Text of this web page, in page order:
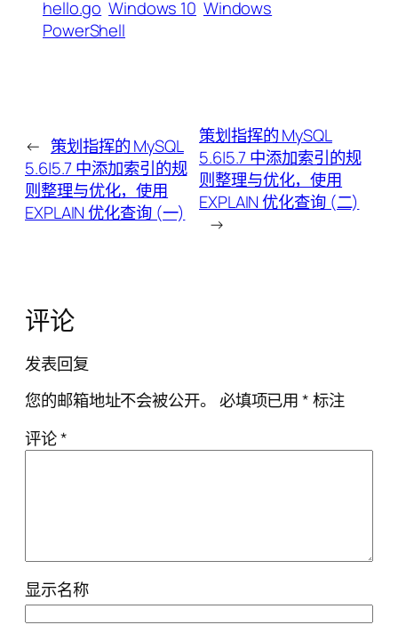
hello.go Windows 10 Windows
PowerShell
← 策划指挥的 MySQL
5.6|5.7 中添加索引的规
则整理与优化，使用
EXPLAIN 优化查询 (一)
策划指挥的 MySQL
5.6|5.7 中添加索引的规
则整理与优化，使用
EXPLAIN 优化查询 (二)
→
评论
发表回复
您的邮箱地址不会被公开。 必填项已用*标注
评论*
显示名称